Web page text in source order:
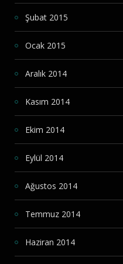
Şubat 2015
Ocak 2015
Aralık 2014
Kasım 2014
Ekim 2014
Eylül 2014
Ağustos 2014
Temmuz 2014
Haziran 2014